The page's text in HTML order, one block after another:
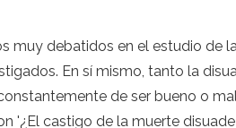
muy debatidos en el estudio de
En sí mismo, tanto la
de ser bueno o
'¿El castigo de la muerte